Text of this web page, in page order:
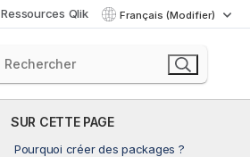
Ressources Qlik Français (Modifier)
SUR CETTE PAGE
Pourquoi créer des packages ?